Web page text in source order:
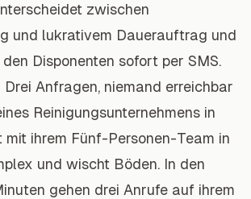
zwischen
und lukrativem Dauerauftrag und
Disponenten sofort per SMS.
Drei Anfragen, niemand erreichbar
Reinigungsunternehmens in
ihrem Fünf-Personen-Team in
und wischt Böden. In den
gehen drei Anrufe auf ihrem